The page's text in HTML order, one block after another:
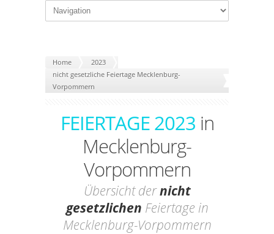
Home
2023
nicht gesetzliche Feiertage Mecklenburg-
Vorpommern
FEIERTAGE 2023 in
Mecklenburg-
Vorpommern
Übersicht dernicht
gesetzlichen Feiertage in
Mecklenburg-Vorpommern